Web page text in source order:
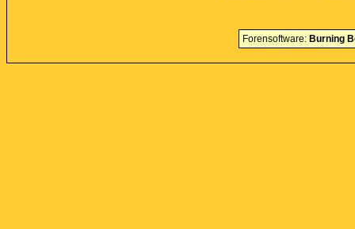
Forensoftware: Burning